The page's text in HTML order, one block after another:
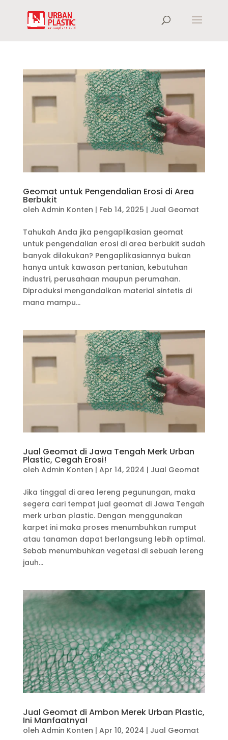
Geomat untuk Pengendalian Erosi di Area
Berbukit
oleh Admin Konten | Feb 14, 2025 | Jual Geomat
Tahukah Anda jika pengaplikasian geomat
untuk pengendalian erosi di area berbukit sudah
banyak dilakukan? Pengaplikasiannya bukan
hanya untuk kawasan pertanian, kebutuhan
industri, perusahaan maupun perumahan.
Diproduksi mengandalkan material sintetis di
mana mampu...
Jual Geomat di Jawa Tengah Merk Urban
Plastic, Cegah Erosi!
oleh Admin Konten | Apr 14, 2024 | Jual Geomat
Jika tinggal di area lereng pegunungan, maka
segera cari tempat jual geomat di Jawa Tengah
merk urban plastic. Dengan menggunakan
karpet ini maka proses menumbuhkan rumput
atau tanaman dapat berlangsung lebih optimal.
Sebab menumbuhkan vegetasi di sebuah lereng
jauh...
Jual Geomat di Ambon Merek Urban Plastic,
Ini Manfaatnya!
oleh Admin Konten | Apr 10, 2024 | Jual Geomat